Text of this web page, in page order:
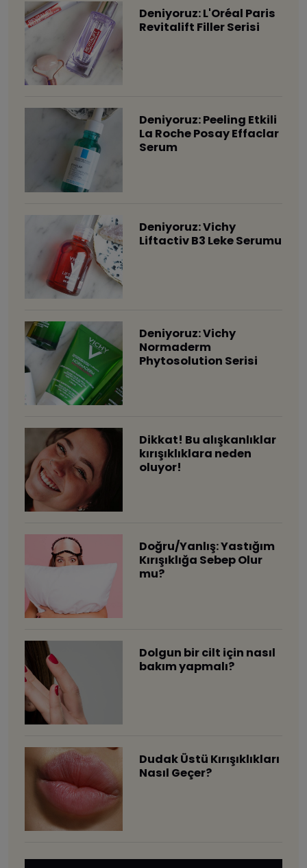
Deniyoruz: L'Oréal Paris
Revitalift Filler Serisi
Deniyoruz: Peeling Etkili
La Roche Posay Effaclar
Serum
Deniyoruz: Vichy
Liftactiv B3 Leke Serumu
Deniyoruz: Vichy
Normaderm
Phytosolution Serisi
Dikkat! Bu alışkanlıklar
kırışıklıklara neden
oluyor!
Doğru/Yanlış: Yastığım
Kırışıklığa Sebep Olur
mu?
Dolgun bir cilt için nasıl
bakım yapmalı?
Dudak Üstü Kırışıklıkları
Nasıl Geçer?